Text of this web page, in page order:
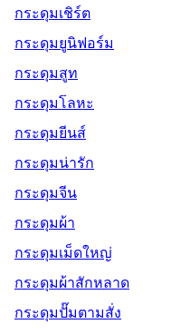
กระดุมเชิร์ต
กระดุมยูนิฟอร์ม
กระดุมสูท
กระดุมโลหะ
กระดุมยีนส์
กระดุมน่ารัก
กระดุมจีน
กระดุมผ้า
กระดุมเม็ดใหญ่
กระดุมผ้าสักหลาด
กระดุมปั๊มตามสั่ง